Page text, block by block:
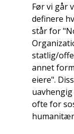
Før vi går
definere
står for
statlig/
annet
eiere".
ofte for